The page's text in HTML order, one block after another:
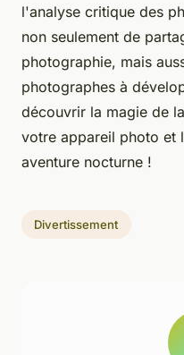
l'analyse critique des
non seulement de
photographie, mais
photographes à
découvrir la magie de
votre appareil photo et
aventure nocturne !
Divertissement